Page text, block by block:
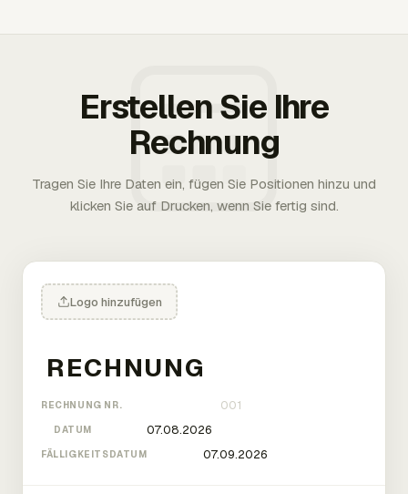
Erstellen Sie Ihre
Rechnung
Tragen Sie Ihre Daten ein, fügen Sie Positionen hinzu und
klicken Sie auf Drucken, wenn Sie fertig sind.
Logo hinzufügen
RECHNUNG NR.
DATUM
FÄLLIGKEITSDATUM